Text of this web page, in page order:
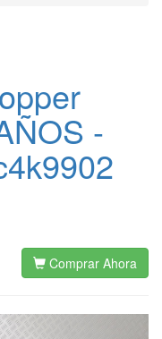
-
Comprar Ahora